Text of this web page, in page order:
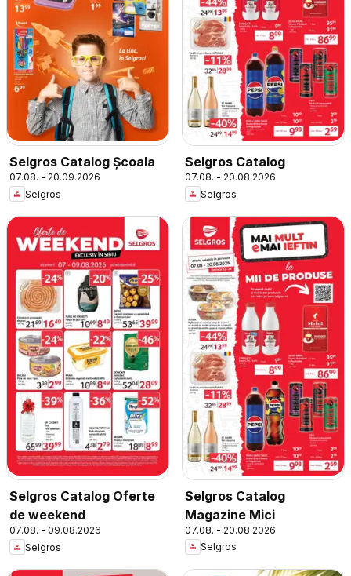
Selgros Catalog Şcoala
07.08. - 20.09.2026
Selgros
Selgros Catalog
07.08. - 20.08.2026
Selgros
Selgros Catalog Oferte
de weekend
07.08. - 09.08.2026
Selgros
Selgros Catalog
Magazine Mici
07.08. - 20.08.2026
Selgros